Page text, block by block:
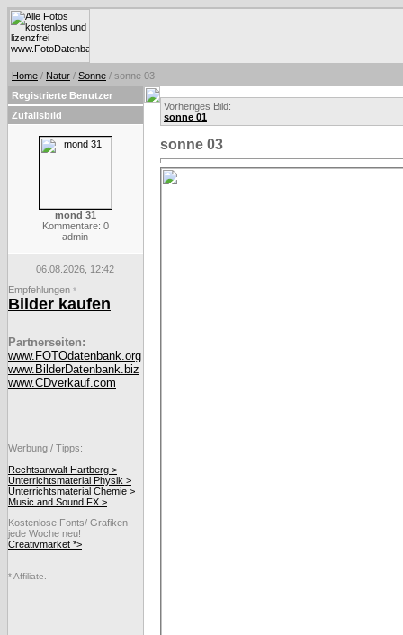
Home / Natur / Sonne / sonne 03
Registrierte Benutzer
Zufallsbild
mond 31
Kommentare: 0
admin
06.08.2026, 12:42
Empfehlungen *
Bilder kaufen
Partnerseiten:
www.FOTOdatenbank.org
www.BilderDatenbank.biz
www.CDverkauf.com
Werbung / Tipps:
Rechtsanwalt Hartberg >
Unterrichtsmaterial Physik >
Unterrichtsmaterial Chemie >
Music and Sound FX >
Kostenlose Fonts/ Grafiken
jede Woche neu!
Creativmarket *>
* Affiliate.
Vorheriges Bild:
sonne 01
sonne 03